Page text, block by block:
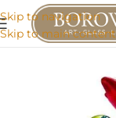
Skip to navigation
Skip to main content